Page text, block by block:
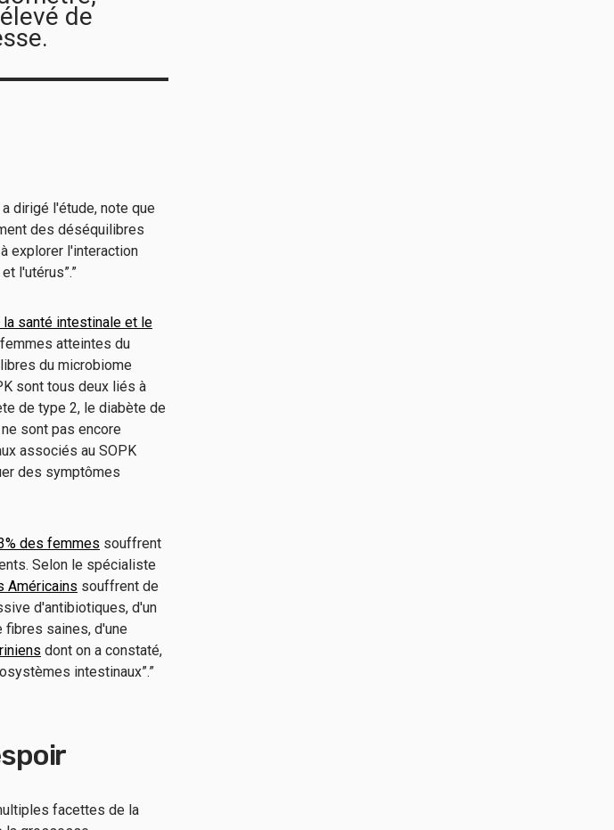
de
dirigé l'étude, note que
des déséquilibres
explorer l'interaction
l'utérus”.”
la santé intestinale et le
atteintes du
du microbiome
sont tous deux liés à
de type 2, le diabète de
sont pas encore
associés au SOPK
des symptômes
des femmes souffrent
Selon le spécialiste
Américains souffrent de
d'antibiotiques, d'un
fibres saines, d'une
dont on a constaté,
intestinaux”.”
facettes de la